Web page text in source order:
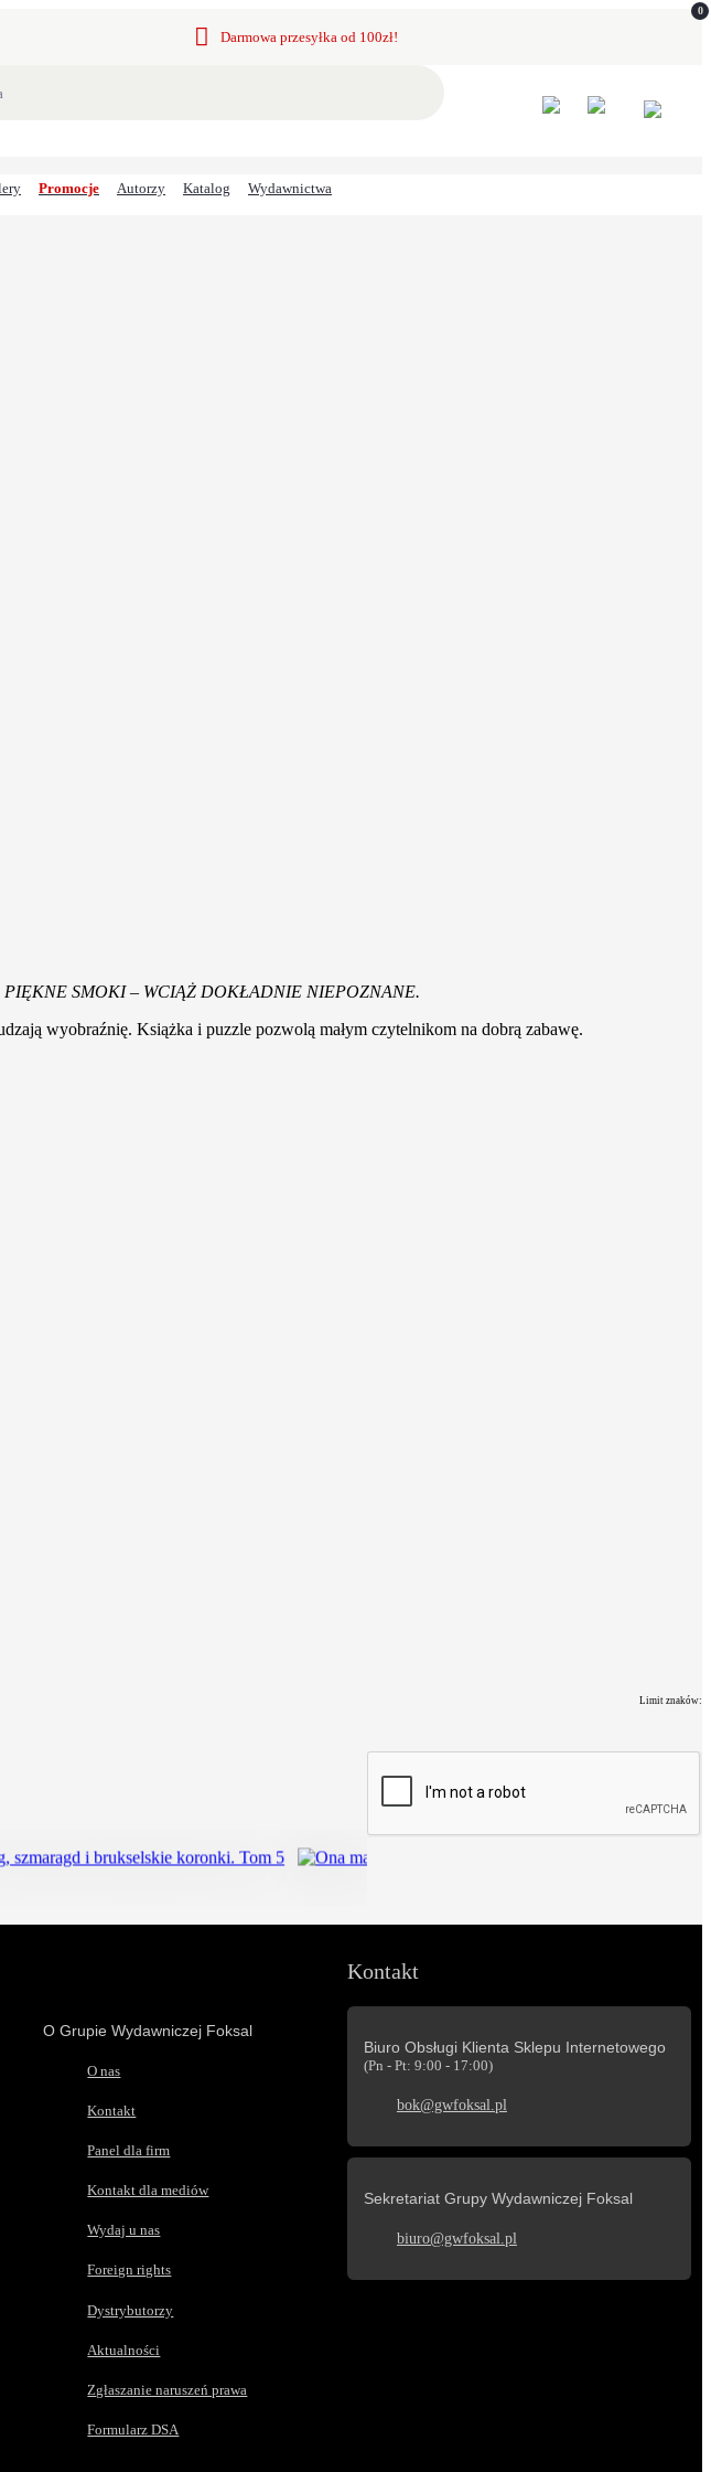
Darmowa przesyłka od 100zł!
0
Promocje Autorzy Katalog Wydawnictwa
SMOKI – WCIĄŻ DOKŁADNIE NIEPOZNANE.
wyobraźnię. Książka i puzzle pozwolą małym czytelnikom na dobrą zabawę.
Limit znaków:
O Grupie Wydawniczej Foksal
O nas
Kontakt
Panel dla firm
Kontakt dla mediów
Wydaj u nas
Foreign rights
Dystrybutorzy
Aktualności
Zgłaszanie naruszeń prawa
Formularz DSA
Kontakt
Biuro Obsługi Klienta Sklepu Internetowego
(Pn - Pt: 9:00 - 17:00)
bok@gwfoksal.pl
Sekretariat Grupy Wydawniczej Foksal
biuro@gwfoksal.pl